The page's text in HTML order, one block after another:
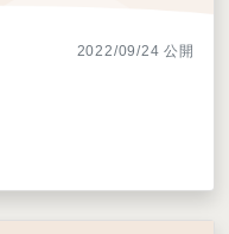
2022/09/24 公開